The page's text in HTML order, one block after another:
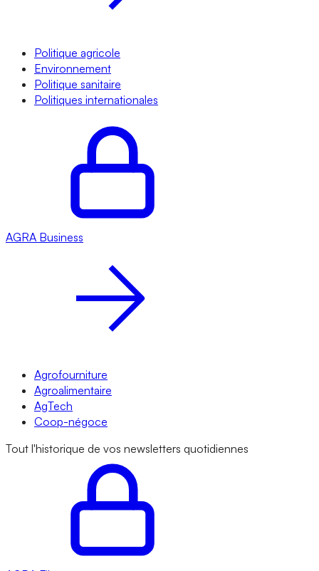
Politique agricole
Environnement
Politique sanitaire
Politiques internationales
AGRA Business
Agrofourniture
Agroalimentaire
AgTech
Coop-négoce
Tout l'historique de vos newsletters quotidiennes